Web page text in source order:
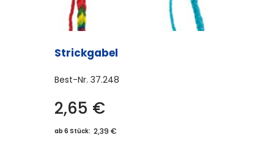
werden
Strickgabel
Best-Nr. 37.248
2,65 €
ab 6 Stück: 2,39 €